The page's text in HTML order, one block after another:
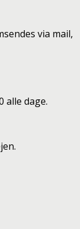
via mail,
alle dage.